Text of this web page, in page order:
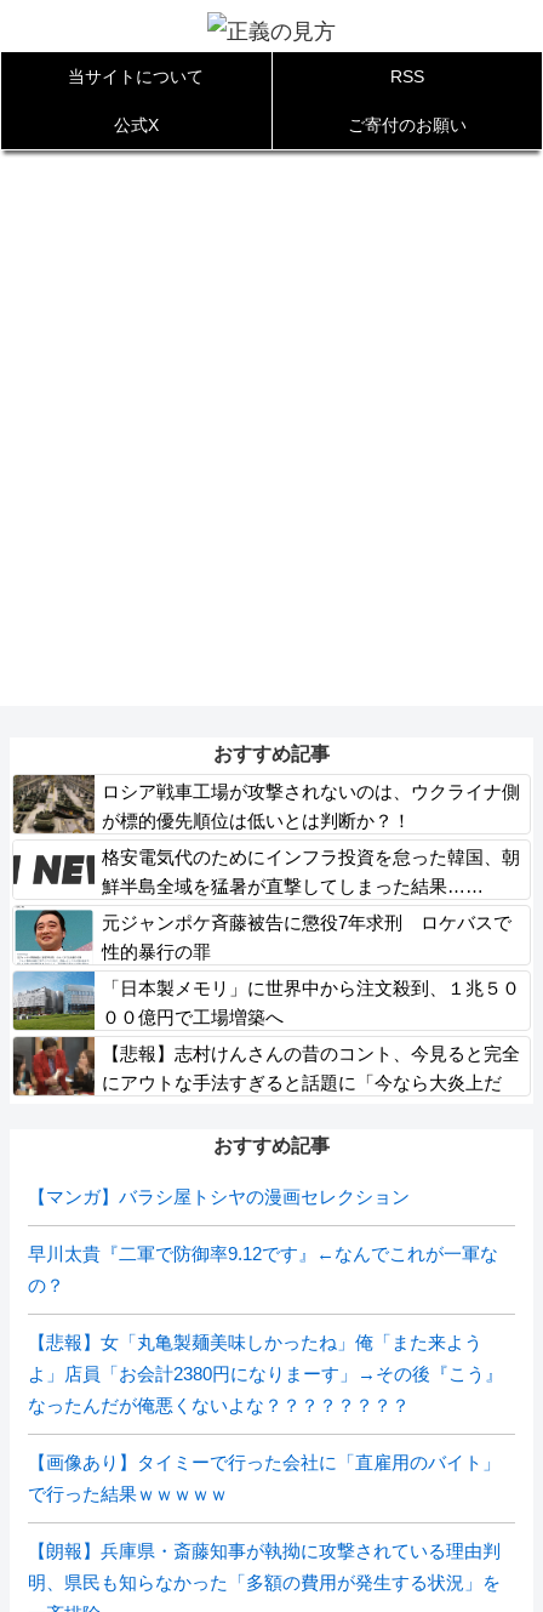
当サイトについて RSS
公式X ご寄付のお願い
おすすめ記事
ロシア戦車工場が攻撃されないのは、ウクライナ側
が標的優先順位は低いとは判断か？！
格安電気代のためにインフラ投資を怠った韓国、朝
鮮半島全域を猛暑が直撃してしまった結果……
元ジャンポケ斉藤被告に懲役7年求刑 ロケバスで
性的暴行の罪
「日本製メモリ」に世界中から注文殺到、１兆５０
００億円で工場増築へ
【悲報】志村けんさんの昔のコント、今見ると完全
にアウトな手法すぎると話題に「今なら大炎上だ
おすすめ記事
【マンガ】バラシ屋トシヤの漫画セレクション
早川太貴『二軍で防御率9.12です』←なんでこれが一軍な
の？
【悲報】女「丸亀製麺美味しかったね」俺「また来よう
よ」店員「お会計2380円になりまーす」→その後『こう』
なったんだが俺悪くないよな？？？？？？？？
【画像あり】タイミーで行った会社に「直雇用のバイト」
で行った結果ｗｗｗｗｗ
【朗報】兵庫県・斎藤知事が執拗に攻撃されている理由判
明、県民も知らなかった「多額の費用が発生する状況」を